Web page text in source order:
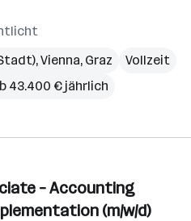
,Vienna, Graz
Vollzeit
43.400 € jährlich
– Accounting
(m/w/d)